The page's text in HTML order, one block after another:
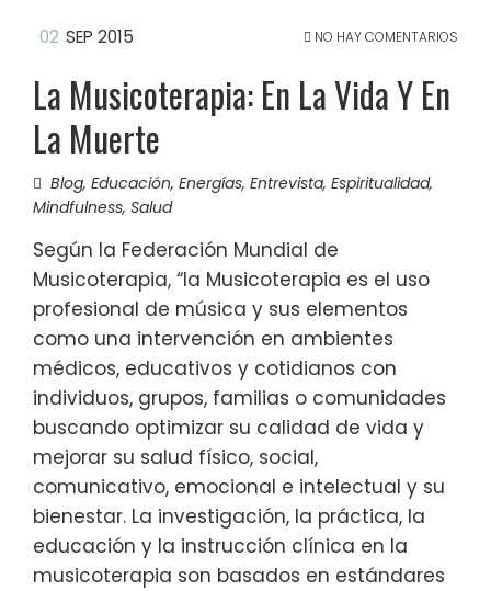
02 SEP 2015 NO HAY COMENTARIOS
La Musicoterapia: En La Vida Y En
La Muerte
Blog, Educación, Energías, Entrevista, Espiritualidad,
Mindfulness, Salud
Según la Federación Mundial de
Musicoterapia, “la Musicoterapia es el uso
profesional de música y sus elementos
como una intervención en ambientes
médicos, educativos y cotidianos con
individuos, grupos, familias o comunidades
buscando optimizar su calidad de vida y
mejorar su salud físico, social,
comunicativo, emocional e intelectual y su
bienestar. La investigación, la práctica, la
educación y la instrucción clínica en la
musicoterapia son basados en estándares